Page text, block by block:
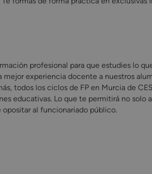
profesional para que estudies lo
experiencia docente a nuestros
todos los ciclos de FP en Murcia de
educativas. Lo que te permitirá no solo
opositar al funcionariado público.